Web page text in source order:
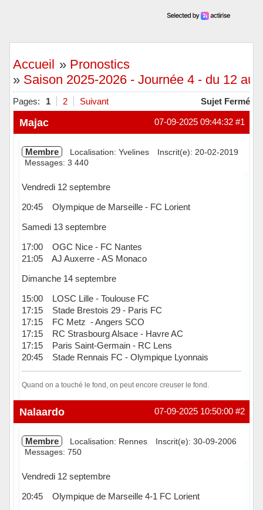
Accueil » Pronostics
» Saison 2025-2026 - Journée 4 - du 12 au
Pages: 1 2 Suivant Sujet Fermé
#1
07-09-2025 09:44:32
Majac
Membre Localisation: Yvelines
Inscrit(e): 20-02-2019
Messages: 3 440
Vendredi 12 septembre
20:45 Olympique de Marseille - FC Lorient
Samedi 13 septembre
17:00 OGC Nice - FC Nantes
21:05 AJ Auxerre - AS Monaco
Dimanche 14 septembre
15:00 LOSC Lille - Toulouse FC
17:15 Stade Brestois 29 - Paris FC
17:15 FC Metz - Angers SCO
17:15 RC Strasbourg Alsace - Havre AC
17:15 Paris Saint-Germain - RC Lens
20:45 Stade Rennais FC - Olympique Lyonnais
Quand on a touché le fond, on peut encore creuser le fond.
Hors ligne #2
07-09-2025 10:50:00
Nalaardo
Membre Localisation: Rennes
Inscrit(e): 30-09-2006
Messages: 750
Vendredi 12 septembre
20:45 Olympique de Marseille 4-1 FC Lorient